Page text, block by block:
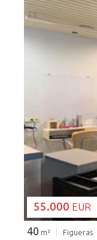
55.000 EUR
40 m² Figueras